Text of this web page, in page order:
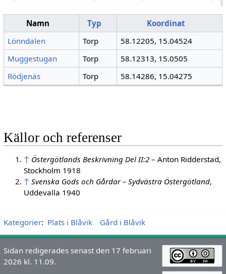
Namn Typ
Koordinat
Lönndalen
Torp
58.12205, 15.04524
Muggestugan
Torp
58.12313, 15.0505
Rödjenäs
Torp 58.14286, 15.04275
Källor och referenser
↑ Östergötlands Beskrivning Del II:2– Anton Ridderstad,
Stockholm 1918
↑ Svenska Gods och Gårdar – Sydvästra Östergötland,
Uddevalla 1940
Kategorier: Plats i Blåvik Gård i Blåvik
Sidan redigerades senast den 17 februari
2026 kl. 11.09.